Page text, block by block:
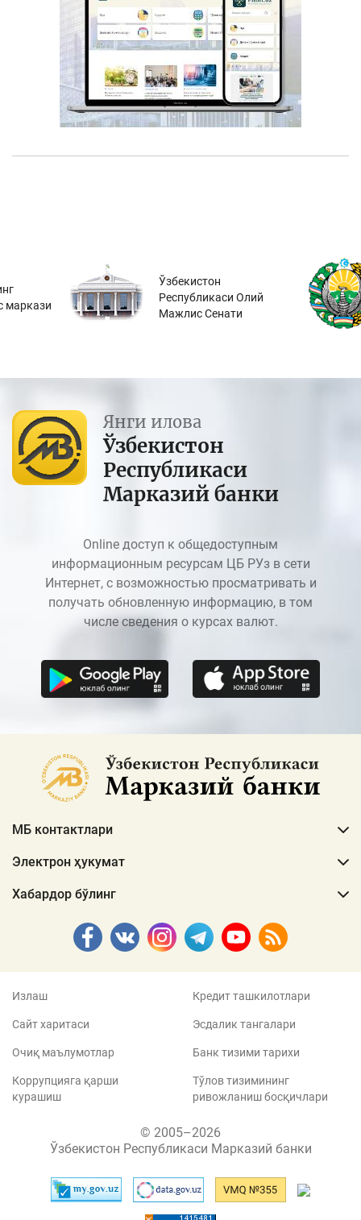
маркази
Ўзбекистон
Республикаси Олий
Мажлис Сенати
Янги илова
Ўзбекистон
Республикаси
Марказий банки
Online доступ к общедоступным
информационным ресурсам ЦБ РУз в сети
Интернет, с возможностью просматривать и
получать обновленную информацию, в том
числе сведения о курсах валют.
МБ контактлари
Электрон ҳукумат
Хабардор бўлинг
Излаш
Сайт харитаси
Очиқ маълумотлар
Коррупцияга қарши
курашиш
Кредит ташкилотлари
Эсдалик тангалари
Банк тизими тарихи
Тўлов тизимининг
ривожланиш босқичлари
© 2005–2026
Ўзбекистон Республикаси Марказий банки